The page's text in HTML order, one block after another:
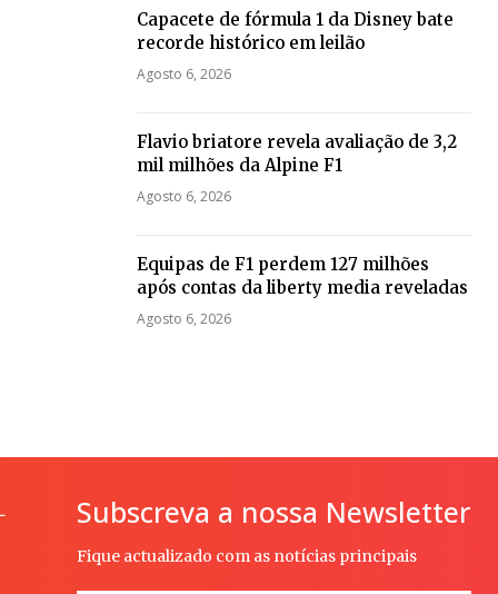
Capacete de fórmula 1 da Disney bate
recorde histórico em leilão
Agosto 6, 2026
Flavio briatore revela avaliação de 3,2
mil milhões da Alpine F1
Agosto 6, 2026
Equipas de F1 perdem 127 milhões
após contas da liberty media reveladas
Agosto 6, 2026
Subscreva a nossa Newsletter
Fique actualizado com as notícias principais